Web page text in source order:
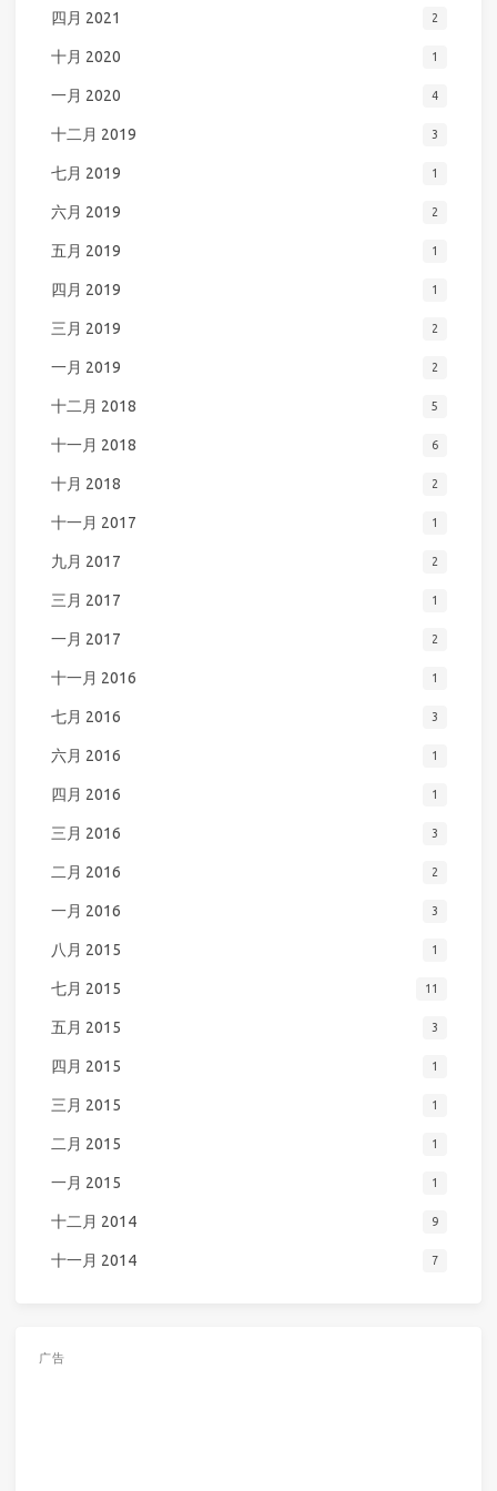
四月 2021 2
十月 2020 1
一月 2020 4
十二月 2019 3
七月 2019 1
六月 2019 2
五月 2019 1
四月 2019 1
三月 2019 2
一月 2019 2
十二月 2018 5
十一月 2018 6
十月 2018 2
十一月 2017 1
九月 2017 2
三月 2017 1
一月 2017 2
十一月 2016 1
七月 2016 3
六月 2016 1
四月 2016 1
三月 2016 3
二月 2016 2
一月 2016 3
八月 2015 1
七月 2015 11
五月 2015 3
四月 2015 1
三月 2015 1
二月 2015 1
一月 2015 1
十二月 2014 9
十一月 2014 7
广告